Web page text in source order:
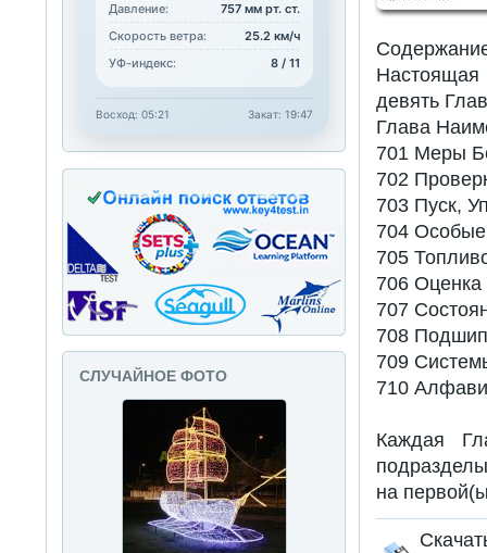
Настоящая
девять
Глава
701 Меры
702
703 Пуск,
704
705
706 Оценка
707
708
709
710
Каждая
на
Давление:
757 мм рт. ст.
Скорость ветра:
25.2 км/ч
УФ-индекс:
8 / 11
Восход: 05:21 Закат: 19:47
СЛУЧАЙНОЕ ФОТО